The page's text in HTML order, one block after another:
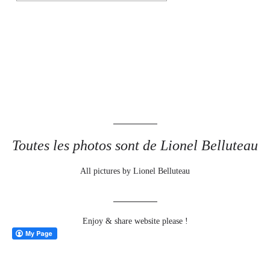
Toutes les photos sont de Lionel Belluteau
All pictures by Lionel Belluteau
Enjoy & share website please !